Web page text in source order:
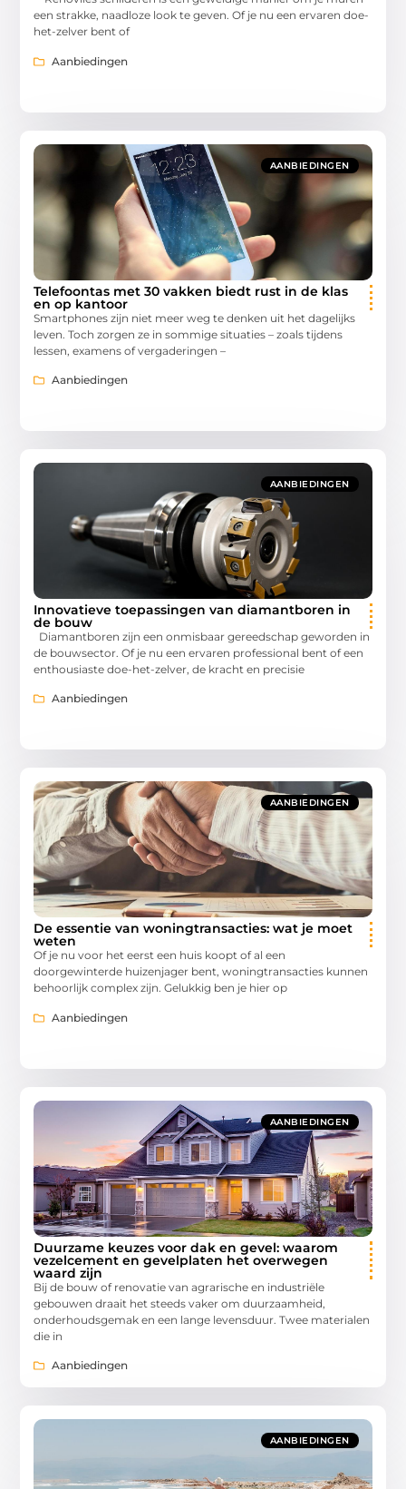
een strakke, naadloze look te geven. Of je nu een ervaren doe-
het-zelver bent of
Aanbiedingen
AANBIEDINGEN
Telefoontas met 30 vakken biedt rust in de klas
en op kantoor
Smartphones zijn niet meer weg te denken uit het dagelijks
leven. Toch zorgen ze in sommige situaties – zoals tijdens
lessen, examens of vergaderingen –
Aanbiedingen
AANBIEDINGEN
Innovatieve toepassingen van diamantboren in
de bouw
Diamantboren zijn een onmisbaar gereedschap geworden in
de bouwsector. Of je nu een ervaren professional bent of een
enthousiaste doe-het-zelver, de kracht en precisie
Aanbiedingen
AANBIEDINGEN
De essentie van woningtransacties: wat je moet
weten
Of je nu voor het eerst een huis koopt of al een
doorgewinterde huizenjager bent, woningtransacties kunnen
behoorlijk complex zijn. Gelukkig ben je hier op
Aanbiedingen
AANBIEDINGEN
Duurzame keuzes voor dak en gevel: waarom
vezelcement en gevelplaten het overwegen
waard zijn
Bij de bouw of renovatie van agrarische en industriële
gebouwen draait het steeds vaker om duurzaamheid,
onderhoudsgemak en een lange levensduur. Twee materialen
die in
Aanbiedingen
AANBIEDINGEN